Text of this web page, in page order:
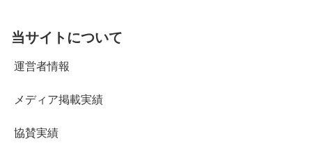
当サイトについて
運営者情報
メディア掲載実績
協賛実績